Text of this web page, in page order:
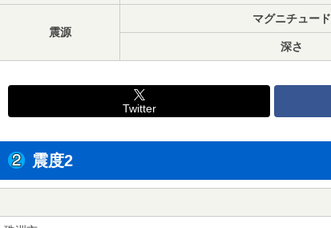
震源
マグニチュード
深さ
Twitter
震度2